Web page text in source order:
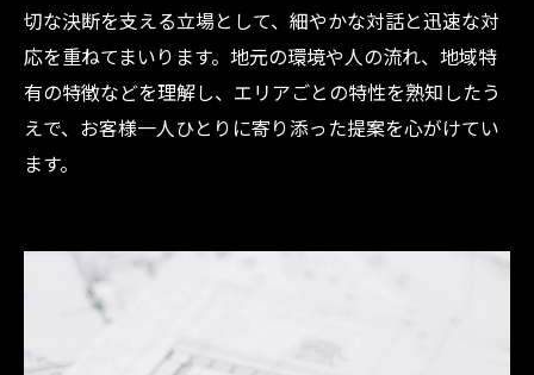
切な決断を支える立場として、細やかな対話と迅速な対
応を重ねてまいります。地元の環境や人の流れ、地域特
有の特徴などを理解し、エリアごとの特性を熟知したう
えで、お客様一人ひとりに寄り添った提案を心がけてい
ます。